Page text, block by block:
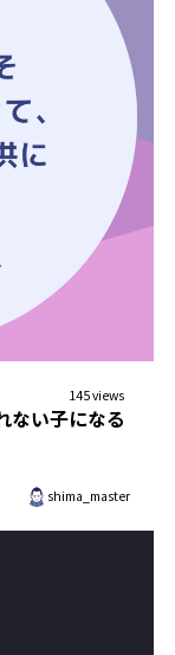
145 views
ない子になる
shima_master